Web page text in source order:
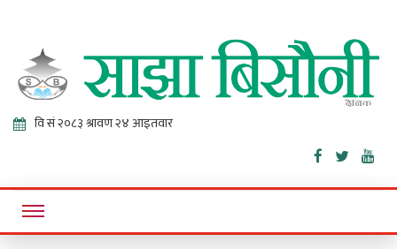
Sajha
Online News Portal